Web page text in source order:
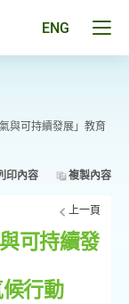
ENG
與可持續發展」教育
印內容 複製內容
上一頁
可持續發
行動